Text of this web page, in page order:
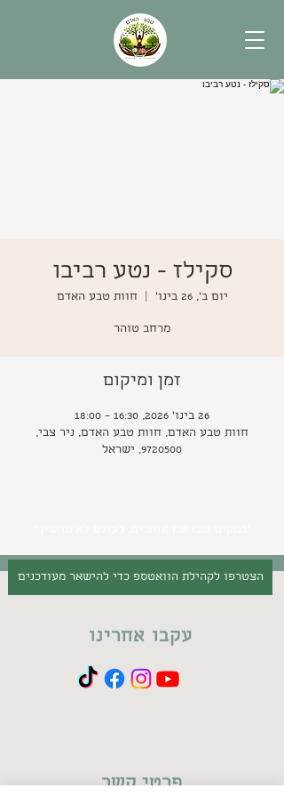
סקילז - נטע רביבו
יום ב׳, 26 בינו׳ חוות טבע האדם
מרחב טוהר
זמן ומיקום
26 בינו׳ 2026, 16:30 – 18:00
חוות טבע האדם, חוות טבע האדם, ניר צבי,
9720500, ישראל
עקבו אחרינו
פרטי קשר
הצטרפו לקהילת הוואטספ כדי להישאר מעודכנים